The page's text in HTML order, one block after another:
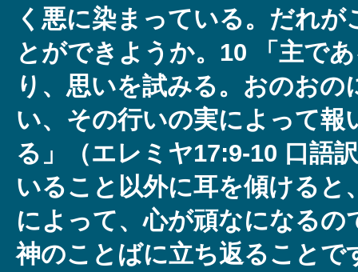
く悪に染まっている。だれ
とができようか。10 「主で
り、思いを試みる。おのおの
い、その行いの実によって報
る」（エレミヤ17:9-10 口語
いること以外に耳を傾けると
によって、心が頑なになるの
神のことばに立ち返ることで